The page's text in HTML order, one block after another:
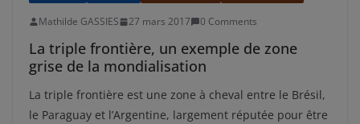
Mathilde GASSIES 27 mars 2017 0 Comments
La triple frontière, un exemple de zone
grise de la mondialisation
La triple frontière est une zone à cheval entre le Brésil,
le Paraguay et l’Argentine, largement réputée pour être